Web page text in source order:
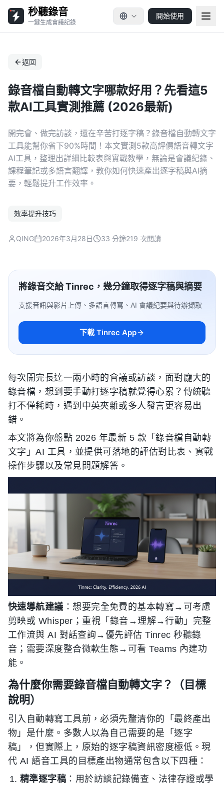
秒聽錄音
一鍵生成會議記錄
開始使用
返回
錄音檔自動轉文字哪款好用？先看這5
款AI工具實測推薦 (2026最新)
開完會、做完訪談，還在辛苦打逐字稿？錄音檔自動轉文字
工具能幫你省下90%時間！本文實測5款高評價語音轉文字
AI工具，整理出詳細比較表與實戰教學，無論是會議紀錄、
課程筆記或多語言翻譯，教你如何快速產出逐字稿與AI摘
要，輕鬆提升工作效率。
效率提升技巧
QING 2026年3月28日 33 分鐘219 次閱讀
將錄音交給 Tinrec，幾分鐘取得逐字稿與摘要
支援音訊與影片上傳、多語言轉寫、AI 會議紀要與待辦擷取
下載 Tinrec App
每次開完長達一兩小時的會議或訪談，面對龐大的
錄音檔，想到要手動打逐字稿就覺得心累？傳統聽
打不僅耗時，遇到中英夾雜或多人發言更容易出
錯。
本文將為你盤點 2026 年最新 5 款「錄音檔自動轉
文字」AI 工具，並提供可落地的評估對比表、實戰
操作步驟以及常見問題解答。
快速導航建議 ：想要完全免費的基本轉寫→可考慮
剪映或 Whisper；重視「錄音→理解→行動」完整
工作流與 AI 對話查詢→優先評估 Tinrec 秒聽錄
音；需要深度整合微軟生態→可看 Teams 內建功
能。
為什麼你需要錄音檔自動轉文字？（目標
說明）
引入自動轉寫工具前，必須先釐清你的「最終產出
物」是什麼。多數人以為自己需要的是「逐字
稿」，但實際上，原始的逐字稿資訊密度極低。現
代 AI 語音工具的目標產出物通常包含以下四種：
精準逐字稿 ：用於訪談記錄備查、法律存證或學